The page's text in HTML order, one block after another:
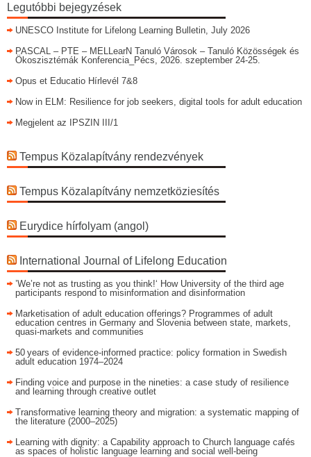
Legutóbbi bejegyzések
UNESCO Institute for Lifelong Learning Bulletin, July 2026
PASCAL – PTE – MELLearN Tanuló Városok – Tanuló Közösségek és
Ökoszisztémák Konferencia_Pécs, 2026. szeptember 24-25.
Opus et Educatio Hírlevél 7&8
Now in ELM: Resilience for job seekers, digital tools for adult education
Megjelent az IPSZIN III/1
Tempus Közalapítvány rendezvények
Tempus Közalapítvány nemzetköziesítés
Eurydice hírfolyam (angol)
International Journal of Lifelong Education
’We’re not as trusting as you think!‘ How University of the third age
participants respond to misinformation and disinformation
Marketisation of adult education offerings? Programmes of adult
education centres in Germany and Slovenia between state, markets,
quasi-markets and communities
50 years of evidence‑informed practice: policy formation in Swedish
adult education 1974–2024
Finding voice and purpose in the nineties: a case study of resilience
and learning through creative outlet
Transformative learning theory and migration: a systematic mapping of
the literature (2000–2025)
Learning with dignity: a Capability approach to Church language cafés
as spaces of holistic language learning and social well-being